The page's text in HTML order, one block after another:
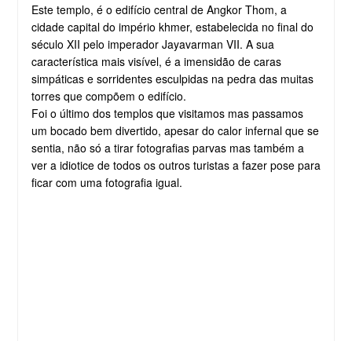
Este templo, é o edifício central de Angkor Thom, a
cidade capital do império khmer, estabelecida no final do
século XII pelo imperador Jayavarman VII. A sua
característica mais visível, é a imensidão de caras
simpáticas e sorridentes esculpidas na pedra das muitas
torres que compõem o edifício.
Foi o último dos templos que visitamos mas passamos
um bocado bem divertido, apesar do calor infernal que se
sentia, não só a tirar fotografias parvas mas também a
ver a idiotice de todos os outros turistas a fazer pose para
ficar com uma fotografia igual.